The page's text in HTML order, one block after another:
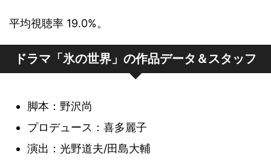
平均視聴率 19.0%。
ドラマ「氷の世界」の作品データ＆スタッフ
脚本：野沢尚
プロデュース：喜多麗子
演出：光野道夫/田島大輔